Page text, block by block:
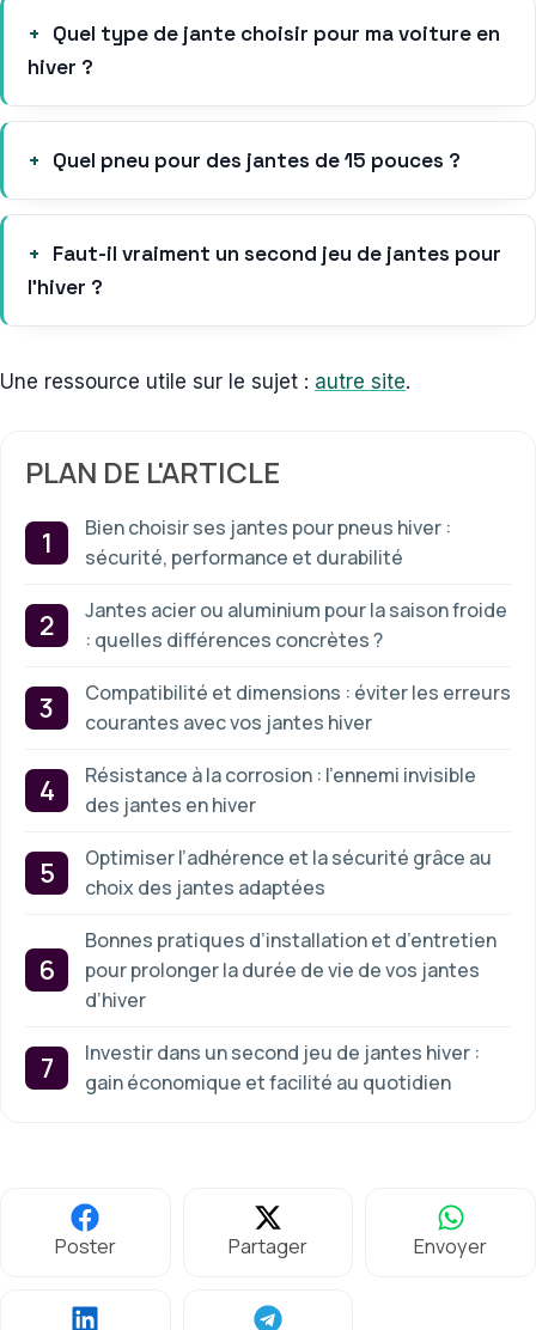
Quel type de jante choisir pour ma voiture en
hiver ?
Quel pneu pour des jantes de 15 pouces ?
Faut-il vraiment un second jeu de jantes pour
l’hiver ?
Une ressource utile sur le sujet : autre site.
PLAN DE L'ARTICLE
Bien choisir ses jantes pour pneus hiver :
sécurité, performance et durabilité
Jantes acier ou aluminium pour la saison froide
: quelles différences concrètes ?
Compatibilité et dimensions : éviter les erreurs
courantes avec vos jantes hiver
Résistance à la corrosion : l’ennemi invisible
des jantes en hiver
Optimiser l’adhérence et la sécurité grâce au
choix des jantes adaptées
Bonnes pratiques d’installation et d’entretien
pour prolonger la durée de vie de vos jantes
d’hiver
Investir dans un second jeu de jantes hiver :
gain économique et facilité au quotidien
Poster Partager Envoyer